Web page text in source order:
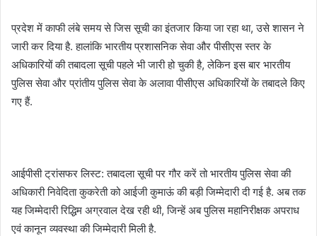
प्रदेश में काफी लंबे समय से जिस सूची का इंतजार किया जा रहा था, उसे शासन ने
जारी कर दिया है. हालांकि भारतीय प्रशासनिक सेवा और पीसीएस स्तर के
अधिकारियों की तबादला सूची पहले भी जारी हो चुकी है, लेकिन इस बार भारतीय
पुलिस सेवा और प्रांतीय पुलिस सेवा के अलावा पीसीएस अधिकारियों के तबादले किए
गए हैं.
आईपीसी ट्रांसफर लिस्ट: तबादला सूची पर गौर करें तो भारतीय पुलिस सेवा की
अधिकारी निवेदिता कुकरेती को आईजी कुमाऊं की बड़ी जिम्मेदारी दी गई है. अब तक
यह जिम्मेदारी रिद्धिम अग्रवाल देख रही थी, जिन्हें अब पुलिस महानिरीक्षक अपराध
एवं कानून व्यवस्था की जिम्मेदारी मिली है.